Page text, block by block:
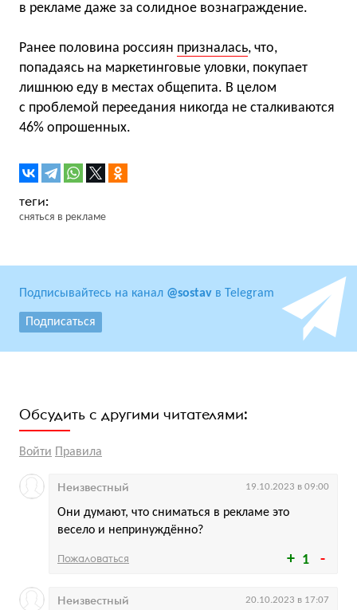
в рекламе даже за солидное вознаграждение.
Ранее половина россиян призналась, что,
попадаясь на маркетинговые уловки, покупает
лишнюю еду в местах общепита. В целом
с проблемой переедания никогда не сталкиваются
46% опрошенных.
сняться в рекламе
Подписывайтесь на канал @sostav в Telegram
Подписаться
Обсудить с другими читателями:
Войти Правила
1
Они думают, что сниматься в рекламе это
весело и непринуждённо?
Неизвестный 19.10.2023 в 09:00
Пожаловаться
Неизвестный 20.10.2023 в 17:07